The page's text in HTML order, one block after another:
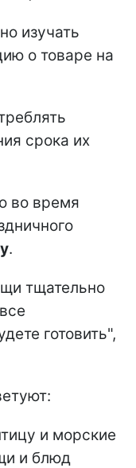
изучать
о товаре на
срока их
во время
.
тщательно
готовить",
и морские
и блюд